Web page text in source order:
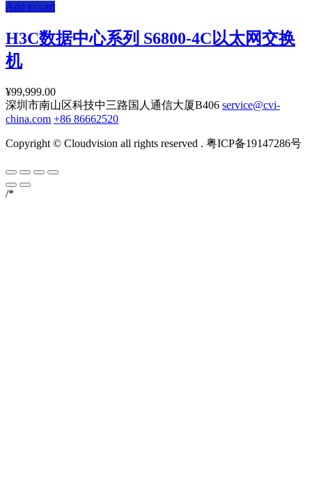
Add to cart
H3C数据中心系列 S6800-4C以太网交换
机
¥99,999.00
深圳市南山区科技中三路国人通信大厦B406 service@cvi-
china.com +86 86662520
Copyright © Cloudvision all rights reserved . 粤ICP备19147286号
/*